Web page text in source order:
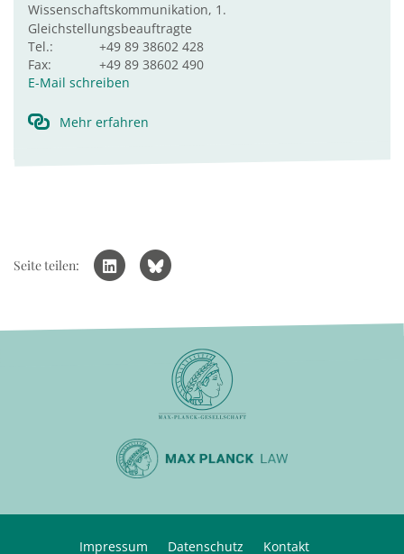
Wissenschaftskommunikation, 1.
Gleichstellungsbeauftragte
Tel.:
+49 89 38602 428
Fax:
+49 89 38602 490
E-Mail schreiben
Mehr erfahren
Seite teilen:
Impressum Datenschutz Kontakt